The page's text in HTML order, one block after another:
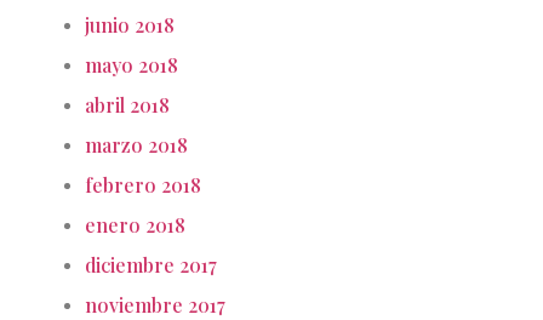
junio 2018
mayo 2018
abril 2018
marzo 2018
febrero 2018
enero 2018
diciembre 2017
noviembre 2017